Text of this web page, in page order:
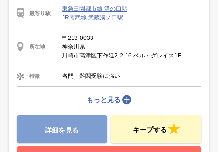
最寄り駅
東急田園都市線 溝の口駅
JR南武線 武蔵溝ノ口駅
所在地
〒213-0033
神奈川県
川崎市高津区下作延2-2-16 ベル・グレイス1F
特徴 名門・難関受験に強い
もっと見る
詳細を見る キープする